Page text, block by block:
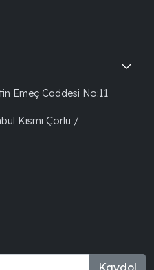
Emeç Caddesi No:11
Kısmı Çorlu /
Kaydol